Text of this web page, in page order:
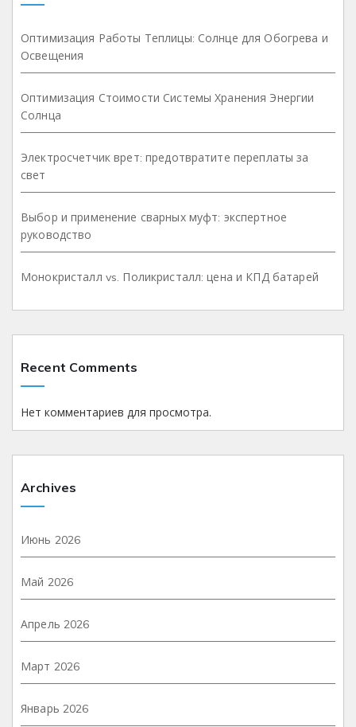
Оптимизация Работы Теплицы: Солнце для Обогрева и
Освещения
Оптимизация Стоимости Системы Хранения Энергии
Солнца
Электросчетчик врет: предотвратите переплаты за
свет
Выбор и применение сварных муфт: экспертное
руководство
Монокристалл vs. Поликристалл: цена и КПД батарей
Recent Comments
Нет комментариев для просмотра.
Archives
Июнь 2026
Май 2026
Апрель 2026
Март 2026
Январь 2026